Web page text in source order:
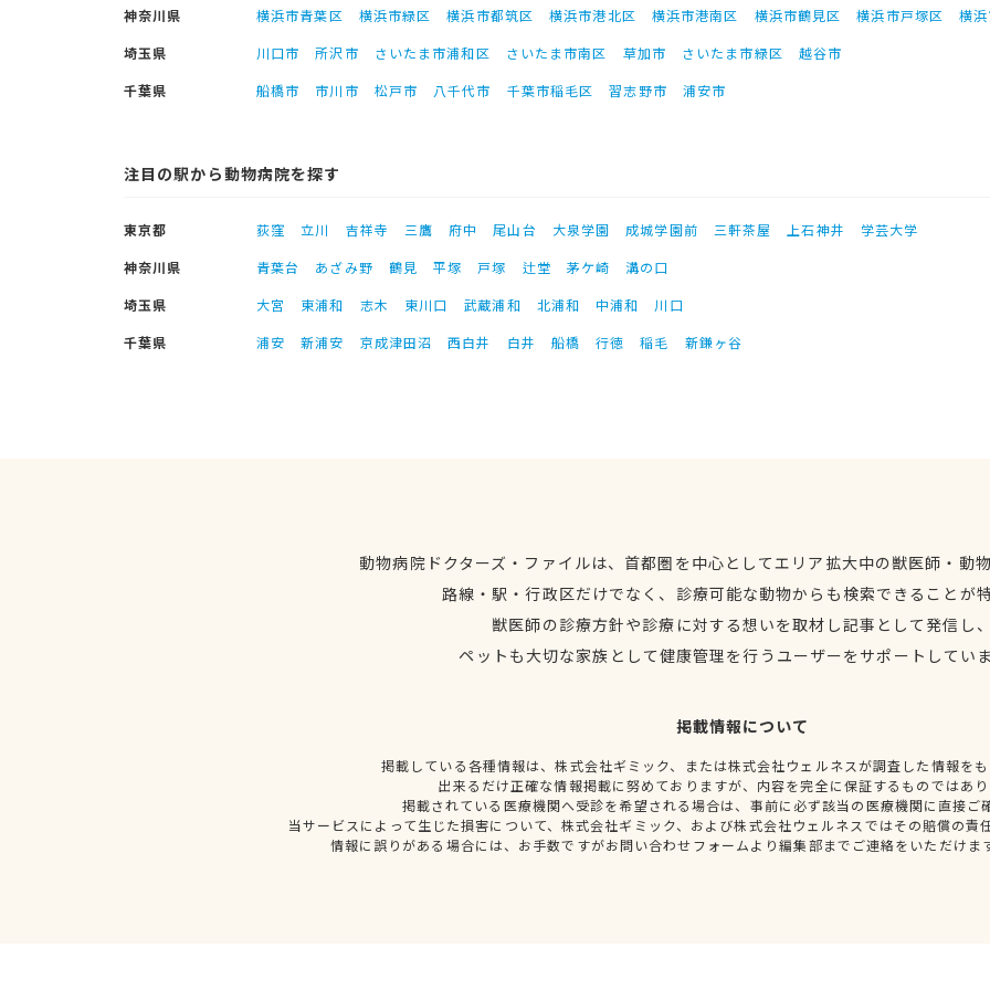
神奈川県 横浜市青葉区 横浜市緑区 横浜市都筑区 横浜市港北区 横浜市港南区 横浜市鶴見区 横浜市戸塚区
横
埼玉県
川口市 所沢市 さいたま市浦和区 さいたま市南区 草加市 さいたま市緑区
越谷市
千葉県
船橋市 市川市 松戸市 八千代市 千葉市稲毛区 習志野市 浦安市
注目の駅から動物病院を探す
東京都 荻窪 立川 吉祥寺 三鷹 府中 尾山台 大泉学園 成城学園前 三軒茶屋 上石神井
学芸大学
神奈川県
青葉台 あざみ野 鶴見 平塚 戸塚 辻堂 茅ケ崎
溝の口
埼玉県
大宮 東浦和 志木 東川口 武蔵浦和 北浦和 中浦和
川口
千葉県
浦安 新浦安 京成津田沼 西白井 白井 船橋 行徳 稲毛 新鎌ヶ谷
動物病院ドクターズ・ファイルは、首都圏を中心としてエリア拡大中の獣医師・動
路線・駅・行政区だけでなく、診療可能な動物からも検索できることが
獣医師の診療方針や診療に対する想いを取材し記事として発信し
ペットも大切な家族として健康管理を行うユーザーをサポートしてい
掲載情報について
掲載している各種情報は、株式会社ギミック、または株式会社ウェルネスが調査した情報を
出来るだけ正確な情報掲載に努めておりますが、内容を完全に保証するものではあ
掲載されている医療機関へ受診を希望される場合は、事前に必ず該当の医療機関に直接ご
当サービスによって生じた損害について、株式会社ギミック、および株式会社ウェルネスではその賠償の責
情報に誤りがある場合には、お手数ですがお問い合わせフォームより編集部までご連絡をいただけま